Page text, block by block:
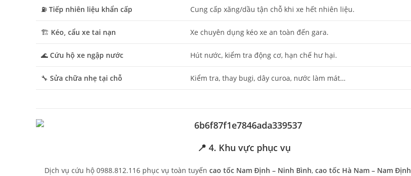
⛽ Tiếp nhiên liệu khẩn cấp Cung cấp xăng/dầu tận chỗ khi xe hết nhiên liệu.
🏗️ Kéo, cẩu xe tai nạn Xe chuyên dụng kéo xe an toàn đến gara.
🌊 Cứu hộ xe ngập nước Hút nước, kiểm tra động cơ, hạn chế hư hại.
🔧 Sửa chữa nhẹ tại chỗ Kiểm tra, thay bugi, dây curoa, nước làm mát…
📍 4. Khu vực phục vụ
Dịch vụ cứu hộ 0988.812.116 phục vụ toàn tuyến cao tốc Nam Định – Ninh Bình, cao tốc Hà Nam – Nam Định